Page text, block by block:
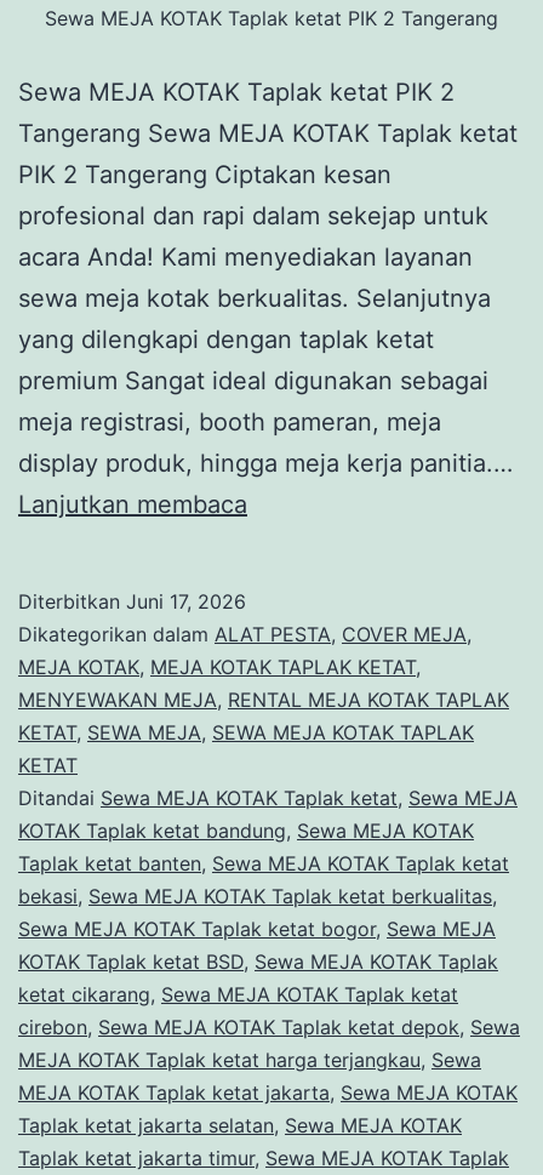
Sewa MEJA KOTAK Taplak ketat PIK 2 Tangerang
Sewa MEJA KOTAK Taplak ketat PIK 2
Tangerang Sewa MEJA KOTAK Taplak ketat
PIK 2 Tangerang Ciptakan kesan
profesional dan rapi dalam sekejap untuk
acara Anda! Kami menyediakan layanan
sewa meja kotak berkualitas. Selanjutnya
yang dilengkapi dengan taplak ketat
premium Sangat ideal digunakan sebagai
meja registrasi, booth pameran, meja
display produk, hingga meja kerja panitia.…
Lanjutkan membaca
Taplak
ketat
PIK
2
Tangerang
Diterbitkan Juni 17, 2026
Dikategorikan dalam ALAT PESTA, COVER MEJA,
MEJA KOTAK, MEJA KOTAK TAPLAK KETAT,
MENYEWAKAN MEJA, RENTAL MEJA KOTAK TAPLAK
KETAT, SEWA MEJA, SEWA MEJA KOTAK TAPLAK
KETAT
Ditandai Sewa MEJA KOTAK Taplak ketat, Sewa MEJA
KOTAK Taplak ketat bandung, Sewa MEJA KOTAK
Taplak ketat banten, Sewa MEJA KOTAK Taplak ketat
bekasi, Sewa MEJA KOTAK Taplak ketat berkualitas,
Sewa MEJA KOTAK Taplak ketat bogor, Sewa MEJA
KOTAK Taplak ketat BSD, Sewa MEJA KOTAK Taplak
ketat cikarang, Sewa MEJA KOTAK Taplak ketat
cirebon, Sewa MEJA KOTAK Taplak ketat depok, Sewa
MEJA KOTAK Taplak ketat harga terjangkau, Sewa
MEJA KOTAK Taplak ketat jakarta, Sewa MEJA KOTAK
Taplak ketat jakarta selatan, Sewa MEJA KOTAK
Taplak ketat jakarta timur, Sewa MEJA KOTAK Taplak